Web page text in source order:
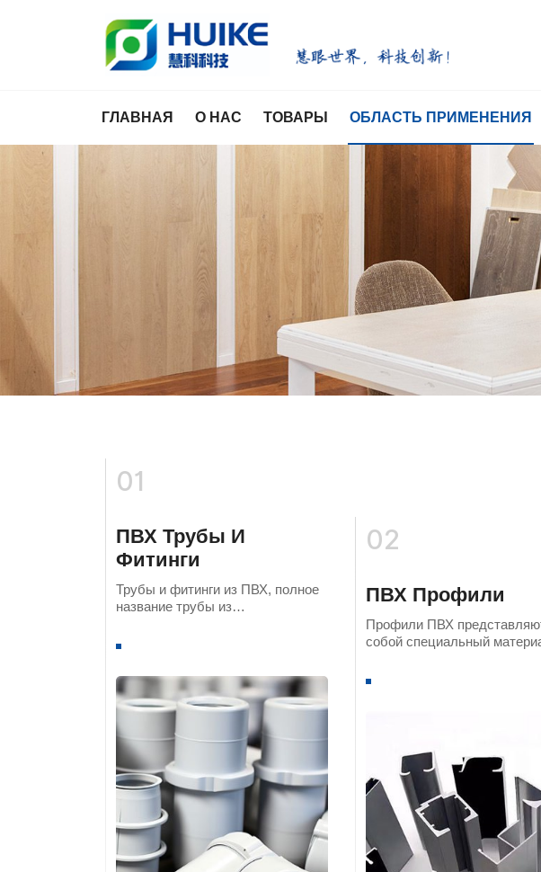
ГЛАВНАЯ О НАС ТОВАРЫ ОБЛАСТЬ ПРИМЕНЕНИЯ
01
ПВХ Трубы И
Фитинги
Трубы и фитинги из ПВХ, полное
название трубы из
представляют собой
02
ПВХ Профили
Профили ПВХ
собой специальный
поливинилхлоридной